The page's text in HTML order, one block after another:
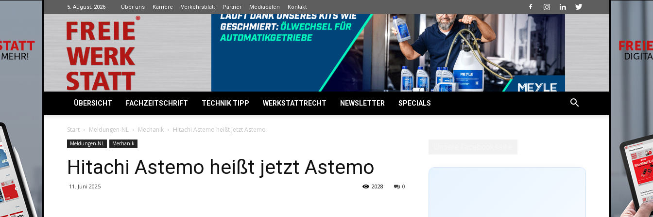
5. August. 2026 Über uns Karriere Verkehrsblatt Partner Mediadaten Kontakt
Freie
Werkstatt
ÜBERSICHT FACHZEITSCHRIFT TECHNIK TIPP WERKSTATTRECHT NEWSLETTER SPECIALS
Start Meldungen-NL Mechanik Hitachi Astemo heißt jetzt Astemo
Meldungen-NL Mechanik
Hitachi Astemo heißt jetzt Astemo
11. Juni 2025 0
2028